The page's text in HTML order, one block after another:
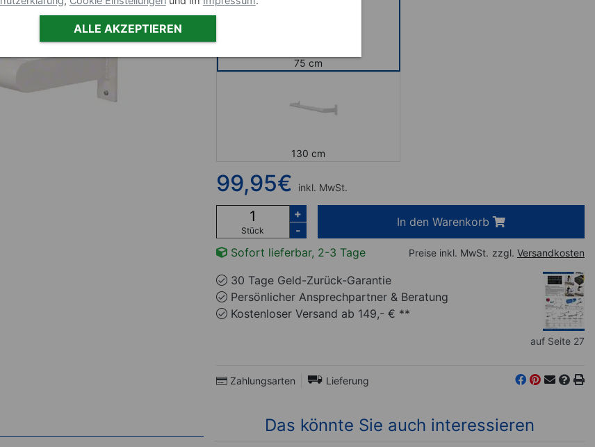
75 cm
130 cm
99,95€ inkl. MwSt.
Stück
+
-
In den Warenkorb
Sofort lieferbar, 2-3 Tage Preise inkl. MwSt. zzgl. Versandkosten
30 Tage Geld-Zurück-Garantie
Persönlicher Ansprechpartner & Beratung
Kostenloser Versand ab 149,- € **
auf Seite 27
Zahlungsarten Lieferung
Das könnte Sie auch interessieren
ALLE AKZEPTIEREN